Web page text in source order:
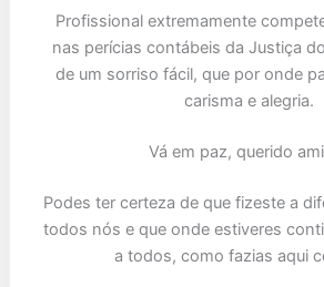
Profissional extremamente
nas perícias contábeis da Justiça
de um sorriso fácil, que por onde
carisma e alegria.
Vá em paz, querido
Podes ter certeza de que fizeste a
todos nós e que onde estiveres
a todos, como fazias aqui